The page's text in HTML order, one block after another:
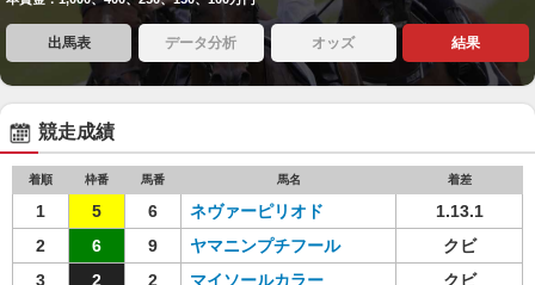
出馬表 データ分析 オッズ 結果
競走成績
着順 枠番 馬番 馬名 着差
1 5 6 ネヴァーピリオド
1.13.1
2
6 9 ヤマニンプチフール
クビ
3
2 2 マイソールカラー
クビ